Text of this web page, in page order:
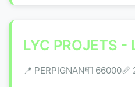
LYC PROJETS -
📍 PERPIGNAN📮 66000📏